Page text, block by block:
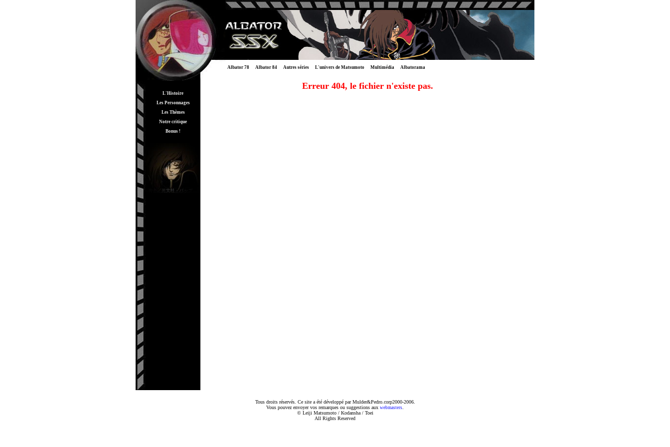
Albator 78 Albator 84 Autres séries L'univers de Matsumoto Multimédia Albatorama
L'Histoire
Les Personnages
Les Thèmes
Notre critique
Bonus !
Erreur 404, le fichier n'existe pas.
Tous droits réservés. Ce site a été développé par Mulder&Pedro.corp2000-2006.
Vous pouvez envoyer vos remarques ou suggestions aux webmasters
© Leiji Matsumoto / Kodansha / Toei
All Rights Reserved